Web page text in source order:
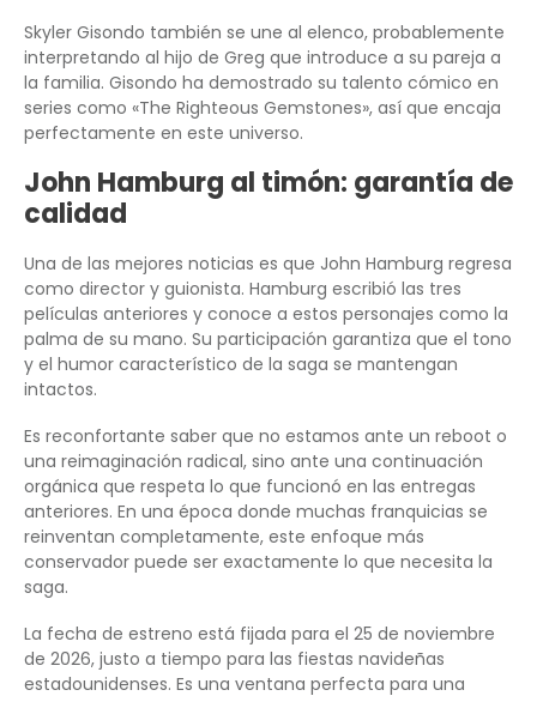
Skyler Gisondo también se une al elenco, probablemente
interpretando al hijo de Greg que introduce a su pareja a
la familia. Gisondo ha demostrado su talento cómico en
series como «The Righteous Gemstones», así que encaja
perfectamente en este universo.
John Hamburg al timón: garantía de
calidad
Una de las mejores noticias es que John Hamburg regresa
como director y guionista. Hamburg escribió las tres
películas anteriores y conoce a estos personajes como la
palma de su mano. Su participación garantiza que el tono
y el humor característico de la saga se mantengan
intactos.
Es reconfortante saber que no estamos ante un reboot o
una reimaginación radical, sino ante una continuación
orgánica que respeta lo que funcionó en las entregas
anteriores. En una época donde muchas franquicias se
reinventan completamente, este enfoque más
conservador puede ser exactamente lo que necesita la
saga.
La fecha de estreno está fijada para el 25 de noviembre
de 2026, justo a tiempo para las fiestas navideñas
estadounidenses. Es una ventana perfecta para una